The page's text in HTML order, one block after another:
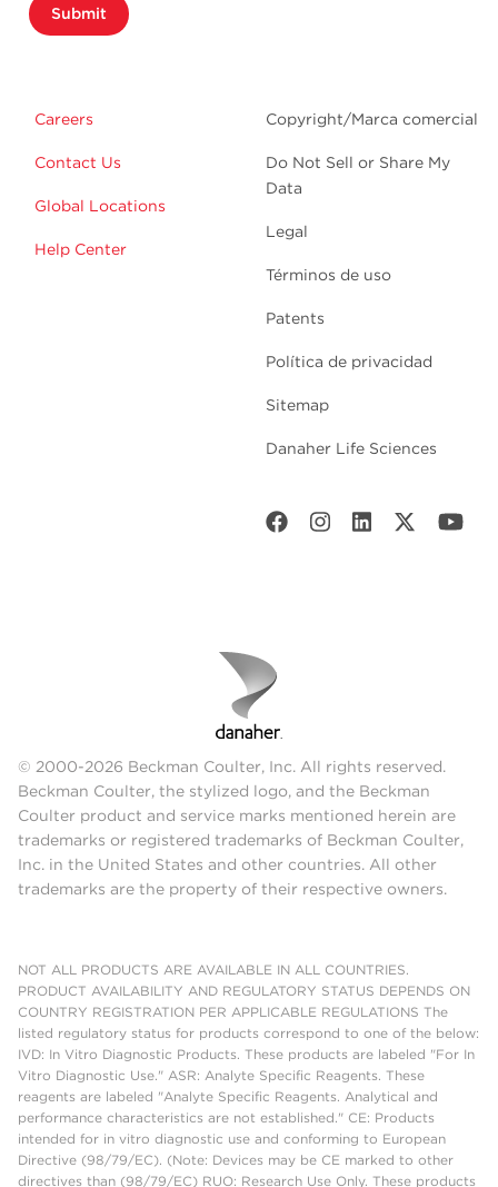
Submit
Careers
Contact Us
Global Locations
Help Center
Copyright/Marca comercial
Do Not Sell or Share My
Data
Legal
Términos de uso
Patents
Política de privacidad
Sitemap
Danaher Life Sciences
© 2000-2026 Beckman Coulter, Inc. All rights reserved.
Beckman Coulter, the stylized logo, and the Beckman
Coulter product and service marks mentioned herein are
trademarks or registered trademarks of Beckman Coulter,
Inc. in the United States and other countries. All other
trademarks are the property of their respective owners.
NOT ALL PRODUCTS ARE AVAILABLE IN ALL COUNTRIES.
PRODUCT AVAILABILITY AND REGULATORY STATUS DEPENDS ON
COUNTRY REGISTRATION PER APPLICABLE REGULATIONS The
listed regulatory status for products correspond to one of the below:
IVD: In Vitro Diagnostic Products. These products are labeled "For In
Vitro Diagnostic Use." ASR: Analyte Specific Reagents. These
reagents are labeled "Analyte Specific Reagents. Analytical and
performance characteristics are not established." CE: Products
intended for in vitro diagnostic use and conforming to European
Directive (98/79/EC). (Note: Devices may be CE marked to other
directives than (98/79/EC) RUO: Research Use Only. These products